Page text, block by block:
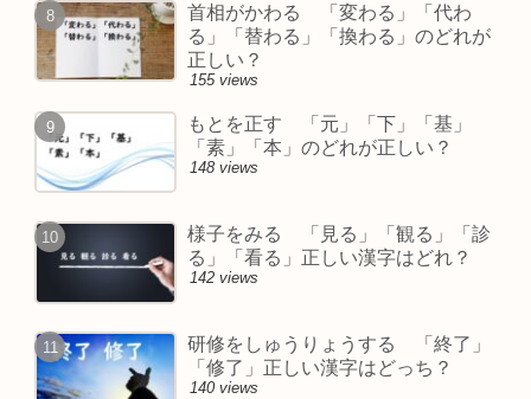
首相がかわる 「変わる」「代わ
る」「替わる」「換わる」のどれが
正しい？
155 views
もとを正す 「元」「下」「基」
「素」「本」のどれが正しい？
148 views
様子をみる 「見る」「観る」「診
る」「看る」正しい漢字はどれ？
142 views
研修をしゅうりょうする 「終了」
「修了」正しい漢字はどっち？
140 views